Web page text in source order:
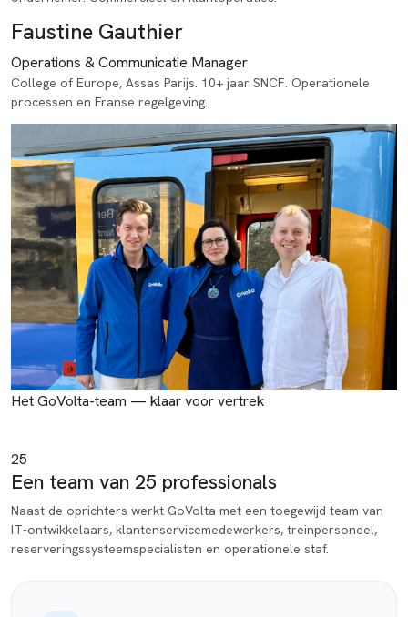
Faustine Gauthier
Operations & Communicatie Manager
College of Europe, Assas Parijs. 10+ jaar SNCF. Operationele
processen en Franse regelgeving.
Het GoVolta-team — klaar voor vertrek
25
Een team van 25 professionals
Naast de oprichters werkt GoVolta met een toegewijd team van
IT-ontwikkelaars, klantenservicemedewerkers, treinpersoneel,
reserveringssysteemspecialisten en operationele staf.